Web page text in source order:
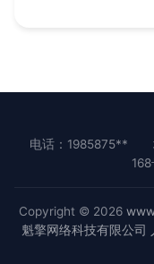
电话：1985875**
Copyright © 2026
魁擎网络科技有限公司